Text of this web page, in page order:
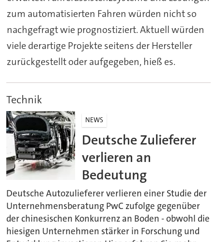
zum automatisierten Fahren würden nicht so
nachgefragt wie prognostiziert. Aktuell würden
viele derartige Projekte seitens der Hersteller
zurückgestellt oder aufgegeben, hieß es.
Technik
NEWS
Deutsche Zulieferer
verlieren an
Bedeutung
Deutsche Autozulieferer verlieren einer Studie der
Unternehmensberatung PwC zufolge gegenüber
der chinesischen Konkurrenz an Boden - obwohl die
hiesigen Unternehmen stärker in Forschung und